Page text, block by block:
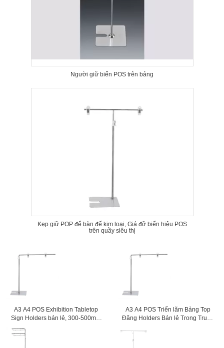
Người giữ biển POS trên bảng
Kẹp giữ POP để bàn đế kim loại, Giá đỡ biển hiệu POS
trên quầy siêu thị
A3 A4 POS Exhibition Tabletop
Sign Holders bán lẻ, 300-500mm
A3 A4 POS Triển lãm Bảng Top
Đăng Holders Bán lẻ Trong Trung